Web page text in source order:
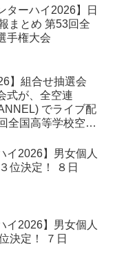
ターハイ2026】日
まとめ 第53回全
手権大会
】組合せ抽選会
式が、全空連
でライブ配
全国高等学校空手
イ2026】男女個人
位決定！ ８日
イ2026】男女個人
決定！ ７日